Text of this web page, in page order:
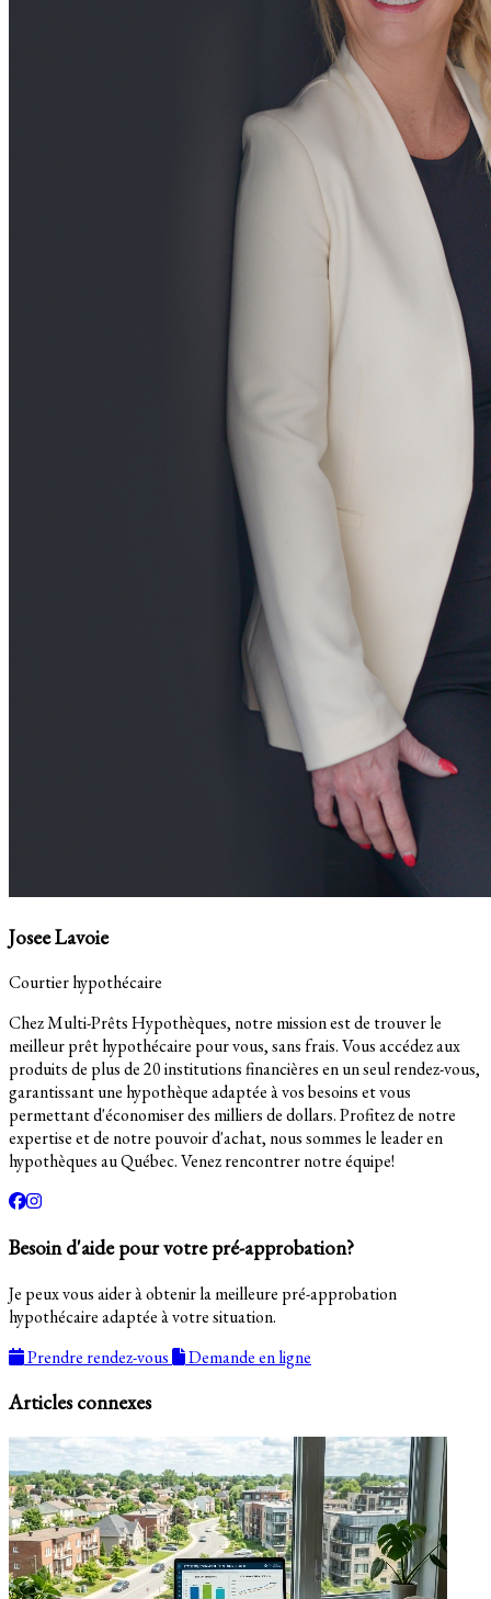
Josee Lavoie
Courtier hypothécaire
Chez Multi-Prêts Hypothèques, notre mission est de trouver le
meilleur prêt hypothécaire pour vous, sans frais. Vous accédez aux
produits de plus de 20 institutions financières en un seul rendez-vous,
garantissant une hypothèque adaptée à vos besoins et vous
permettant d'économiser des milliers de dollars. Profitez de notre
expertise et de notre pouvoir d'achat, nous sommes le leader en
hypothèques au Québec. Venez rencontrer notre équipe!
Besoin d'aide pour votre pré-approbation?
Je peux vous aider à obtenir la meilleure pré-approbation
hypothécaire adaptée à votre situation.
Prendre rendez-vous
Demande en ligne
Articles connexes